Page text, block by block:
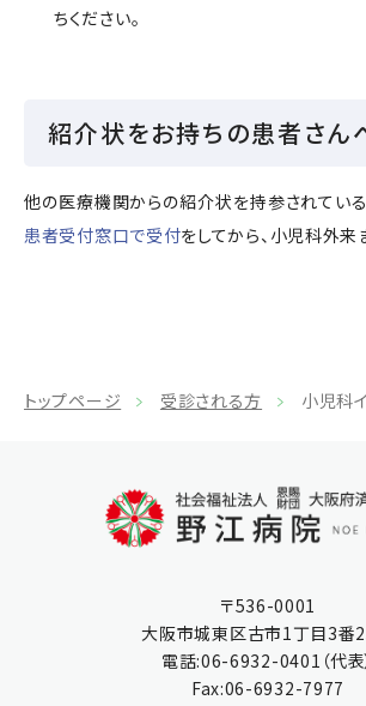
ちください。
紹介状をお持ちの患者さん
他の医療機関からの紹介状を持参されてい
患者受付窓口で受付をしてから、小児科外来
トップページ 受診される方 小児科
〒536-0001
大阪市城東区古市1丁目3番
電話:06-6932-0401 （代表
Fax:06-6932-7977